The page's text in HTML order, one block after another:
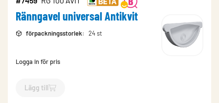
Ränngavel universal Antikvit
förpackningsstorlek: 24 st
Logga in för pris
Lägg till
`$Lägg till